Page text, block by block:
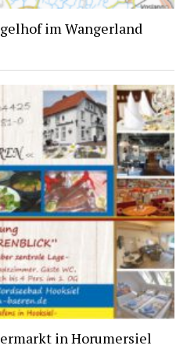
im Wangerland
in Horumersiel